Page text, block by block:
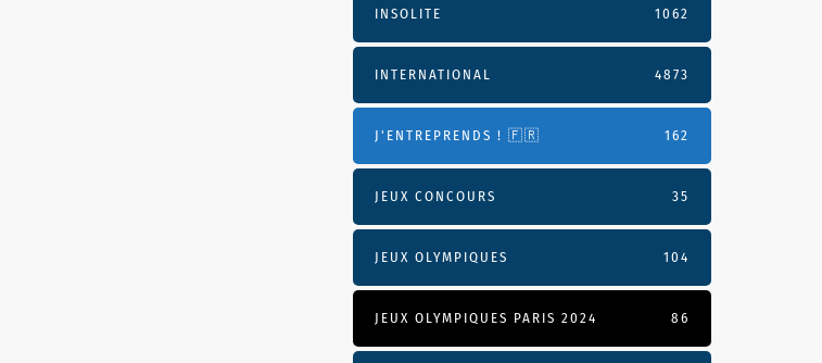
INSOLITE 1062
INTERNATIONAL 4873
J'ENTREPRENDS ! 🇫🇷 162
JEUX CONCOURS 35
JEUX OLYMPIQUES 104
JEUX OLYMPIQUES PARIS 2024 86